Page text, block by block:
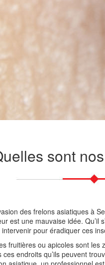
sont
des frelons asiatiques à
est une mauvaise idée. Qu’il
pour éradiquer ces
fruitières ou apicoles sont
ces endroits qu’ils peuvent